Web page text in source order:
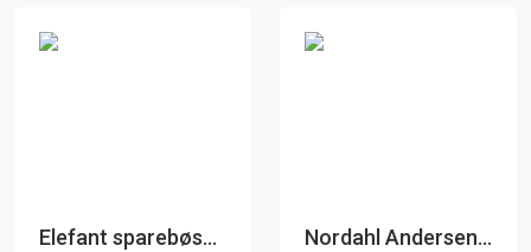
Elefant sparebøsse - Nordahl Andersen Nordahl Andersen Sparebøsse Bamse